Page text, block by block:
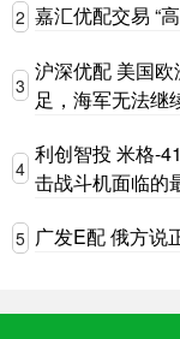
2 嘉汇优配交易 “
3
沪深优配 美国
足，海军无法继
4
利创智投 米格-
击战斗机面临的
5 广发E配 俄方说